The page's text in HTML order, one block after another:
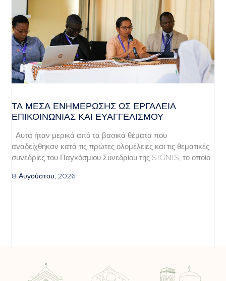
ΤΑ ΜΈΣΑ ΕΝΗΜΈΡΩΣΗΣ ΩΣ ΕΡΓΑΛΕΊΑ
ΕΠΙΚΟΙΝΩΝΊΑΣ ΚΑΙ ΕΥΑΓΓΕΛΙΣΜΟΎ
Αυτά ήταν μερικά από τα βασικά θέματα που
αναδείχθηκαν κατά τις πρώτες ολομέλειες και τις θεματικές
συνεδρίες του Παγκόσμιου Συνεδρίου της SIGNIS, το οποίο
8 Αυγούστου, 2026